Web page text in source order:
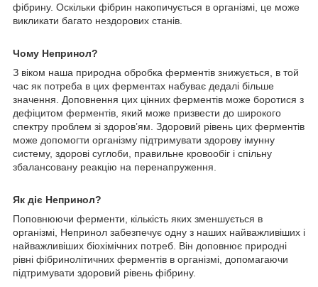
фібрину. Оскільки фібрин накопичується в організмі, це може
викликати багато нездорових станів.
Чому Непринол?
З віком наша природна обробка ферментів знижується, в той
час як потреба в цих ферментах набуває дедалі більше
значення. Доповнення цих цінних ферментів може боротися з
дефіцитом ферментів, який може призвести до широкого
спектру проблем зі здоров’ям. Здоровий рівень цих ферментів
може допомогти організму підтримувати здорову імунну
систему, здорові суглоби, правильне кровообіг і спільну
збалансовану реакцію на перенапруження.
Як діє Непринол?
Поповнюючи ферменти, кількість яких зменшується в
організмі, Непринол забезпечує одну з наших найважливіших і
найважливіших біохімічних потреб. Він доповнює природні
рівні фібринолітичних ферментів в організмі, допомагаючи
підтримувати здоровий рівень фібрину.